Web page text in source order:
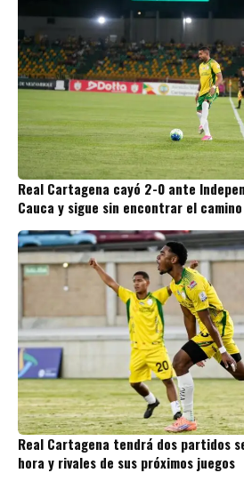
Real Cartagena cayó 2-0 ante
Cauca y sigue sin encontrar el camino
Real Cartagena tendrá dos partidos
hora y rivales de sus próximos juegos